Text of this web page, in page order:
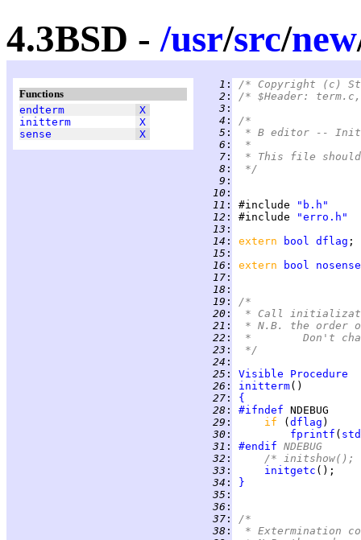
4.3BSD -/usr/src/new
Functions
endterm
X
initterm
X
sense
X
   1
:
/* Copyright (c)
   2
:
/* $Header:
   3
:
   4
:
/*
   5
:
* B editor -- Init/
   6
:
*
   7
:
* This file should
   8
:
*/
   9
:
  10
:
  11
: #include
"b.h"
  12
: #include
"erro.h"
  13
:
  14
: extern bool dflag
  15
:
  16
: extern bool
nosense
  17
:
  18
:
  19
:
/*
  20
:
* Call
  21
:
* N.B. the order
  22
:
*	Don't
  23
:
*/
  24
:
  25
: Visible
Procedure
  26
: initterm
  27
:
{
  28
: #ifndef
  29
: if ( dflag
  30
: fprintf (
  31
: #endif NDEBUG
  32
:
/* initshow();
  33
: initgetc
  34
:
}
  35
:
  36
:
  37
:
/*
  38
:
* Extermination